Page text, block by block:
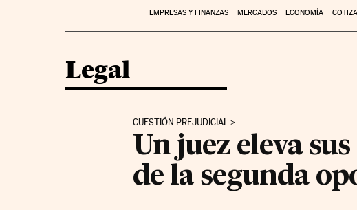
EMPRESAS Y FINANZAS MERCADOS ECONOMÍA
Legal
CUESTIÓN PREJUDICIAL
Un juez eleva
de la segunda